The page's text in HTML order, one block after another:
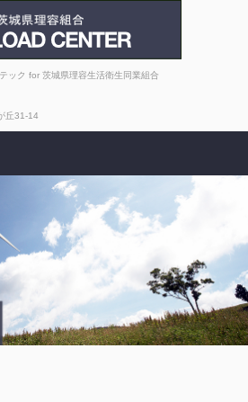
テック
ック for 茨城県理容生活衛生同業組合
丘31-14